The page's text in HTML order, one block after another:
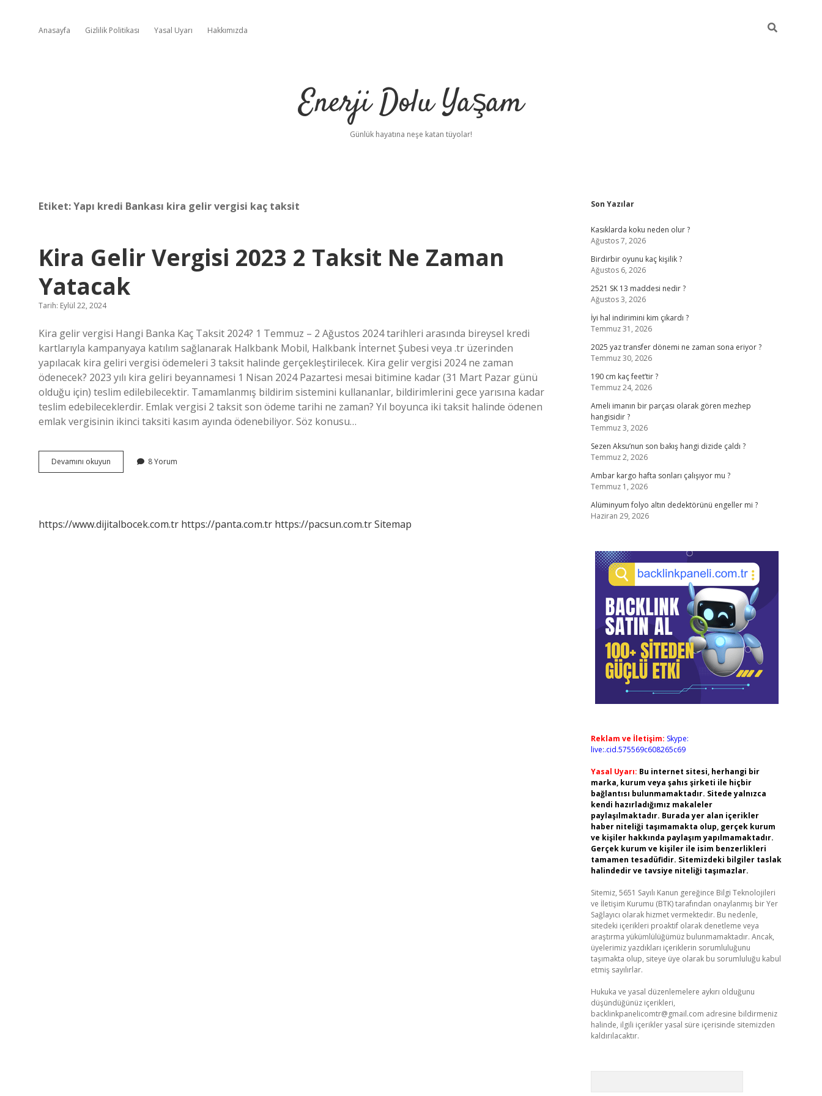
Anasayfa Gizlilik Politikası Yasal Uyarı Hakkımızda
Enerji Dolu Yaşam
Günlük hayatına neşe katan tüyolar!
Etiket:Yapı kredi Bankası kira gelir vergisi kaç taksit
Kira Gelir Vergisi 2023 2 Taksit Ne Zaman
Yatacak
Tarih: Eylül 22, 2024
Kira gelir vergisi Hangi Banka Kaç Taksit 2024? 1 Temmuz – 2 Ağustos 2024 tarihleri ​​arasında bireysel kredi
kartlarıyla kampanyaya katılım sağlanarak Halkbank Mobil, Halkbank İnternet Şubesi veya .tr üzerinden
yapılacak kira geliri vergisi ödemeleri 3 taksit halinde gerçekleştirilecek. Kira gelir vergisi 2024 ne zaman
ödenecek? 2023 yılı kira geliri beyannamesi 1 Nisan 2024 Pazartesi mesai bitimine kadar (31 Mart Pazar günü
olduğu için) teslim edilebilecektir. Tamamlanmış bildirim sistemini kullananlar, bildirimlerini gece yarısına kadar
teslim edebileceklerdir. Emlak vergisi 2 taksit son ödeme tarihi ne zaman? Yıl boyunca iki taksit halinde ödenen
emlak vergisinin ikinci taksiti kasım ayında ödenebiliyor. Söz konusu…
Devamını okuyun
Gelir
Ne
8 Yorum
https://www.dijitalbocek.com.tr https://panta.com.tr https://pacsun.com.trSitemap
Sidebar
Son Yazılar
Kasıklarda koku neden olur ?
Ağustos 7, 2026
Birdirbir oyunu kaç kişilik ?
Ağustos 6, 2026
2521 SK 13 maddesi nedir ?
Ağustos 3, 2026
İyi hal indirimini kim çıkardı ?
Temmuz 31, 2026
2025 yaz transfer dönemi ne zaman sona eriyor ?
Temmuz 30, 2026
190 cm kaç feet’tir ?
Temmuz 24, 2026
Ameli imanın bir parçası olarak gören mezhep
hangisidir ?
Temmuz 3, 2026
Sezen Aksu’nun son bakış hangi dizide çaldı ?
Temmuz 2, 2026
Ambar kargo hafta sonları çalışıyor mu ?
Temmuz 1, 2026
Alüminyum folyo altın dedektörünü engeller mi ?
Haziran 29, 2026
Reklam ve İletişim: Skype:
live:.cid.575569c608265c69
Yasal Uyarı: Bu internet sitesi, herhangi bir
marka, kurum veya şahıs şirketi ile hiçbir
bağlantısı bulunmamaktadır. Sitede yalnızca
kendi hazırladığımız makaleler
paylaşılmaktadır. Burada yer alan içerikler
haber niteliği taşımamakta olup, gerçek kurum
ve kişiler hakkında paylaşım yapılmamaktadır.
Gerçek kurum ve kişiler ile isim benzerlikleri
tamamen tesadüfidir. Sitemizdeki bilgiler taslak
halindedir ve tavsiye niteliği taşımazlar.
Sitemiz, 5651 Sayılı Kanun gereğince Bilgi Teknolojileri
ve İletişim Kurumu (BTK) tarafından onaylanmış bir Yer
Sağlayıcı olarak hizmet vermektedir. Bu nedenle,
sitedeki içerikleri proaktif olarak denetleme veya
araştırma yükümlülüğümüz bulunmamaktadır. Ancak,
üyelerimiz yazdıkları içeriklerin sorumluluğunu
taşımakta olup, siteye üye olarak bu sorumluluğu kabul
etmiş sayılırlar.
Hukuka ve yasal düzenlemelere aykırı olduğunu
düşündüğünüz içerikleri,
backlinkpanelicomtr@gmail.com adresine bildirmeniz
halinde, ilgili içerikler yasal süre içerisinde sitemizden
kaldırılacaktır.